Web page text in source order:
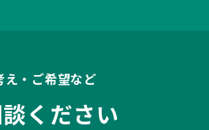
え・ご希望など
ください